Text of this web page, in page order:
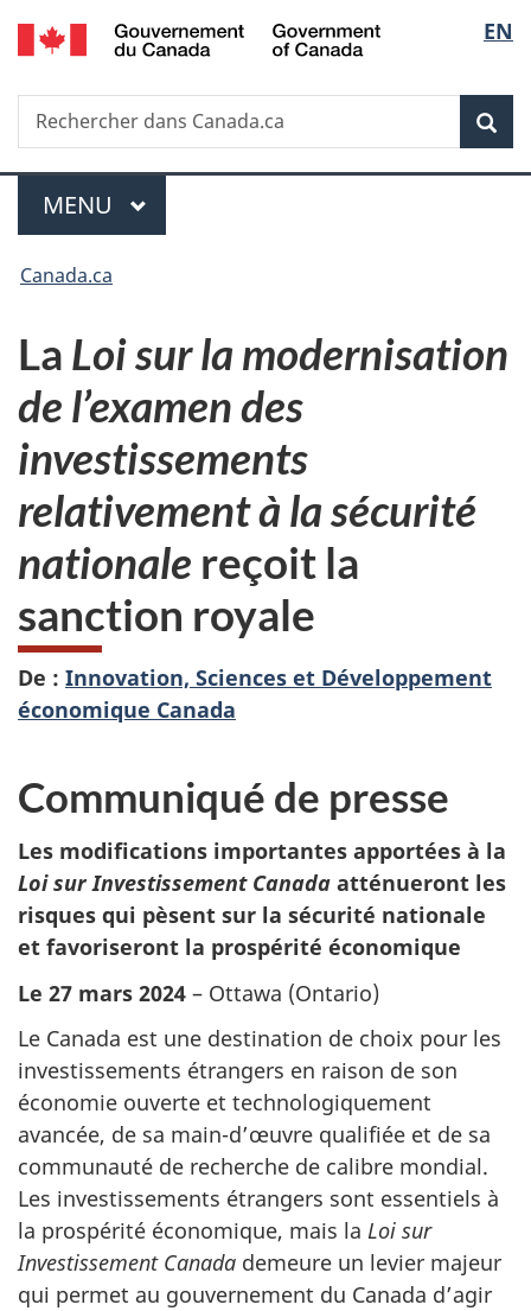
Passer
au
principal
Passer
à
Au
du
Passer
à
version
simplifiée
de
la
EN
Recherche
Rechercher
dans
Menu
MENU PRINCIPAL
Vous
ici :
Canada.ca
La Loi sur la modernisation
de l’examen des
investissements
relativement à la sécurité
nationale reçoit la
sanction royale
De : Innovation, Sciences et Développement
économique Canada
Communiqué de presse
Les modifications importantes apportées à la
Loi sur Investissement Canada atténueront les
risques qui pèsent sur la sécurité nationale
et favoriseront la prospérité économique
Le 27 mars 2024 – Ottawa (Ontario)
Le Canada est une destination de choix pour les
investissements étrangers en raison de son
économie ouverte et technologiquement
avancée, de sa main-d’œuvre qualifiée et de sa
communauté de recherche de calibre mondial.
Les investissements étrangers sont essentiels à
la prospérité économique, mais la Loi sur
Investissement Canada demeure un levier majeur
qui permet au gouvernement du Canada d’agir